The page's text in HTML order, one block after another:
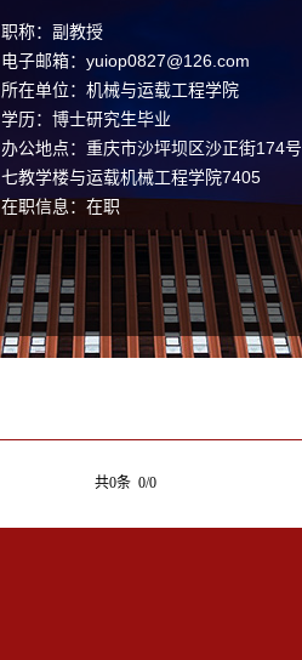
职称：副教授
电子邮箱： yuiop0827@126.com
所在单位：机械与运载工程学院
学历：博士研究生毕业
办公地点：重庆市沙坪坝区沙正街174
七教学楼与运载机械工程学院7405
在职信息：在职
共0条 0/0